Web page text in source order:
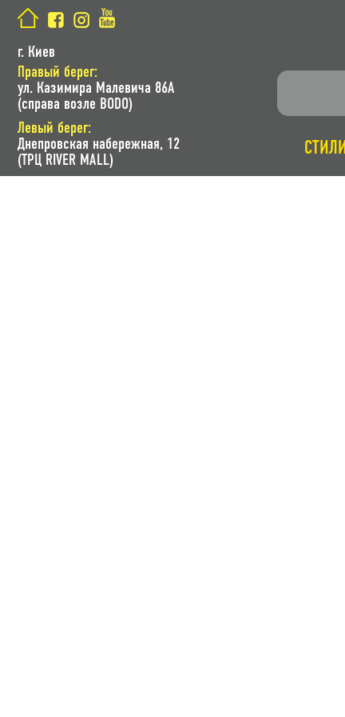
г. Киев
Правый берег:
ул. Казимира Малевича 86A
(справа возле BODO)
Левый берег:
Днепровская набережная, 12
(ТРЦ RIVER MALL)
СТИЛИ